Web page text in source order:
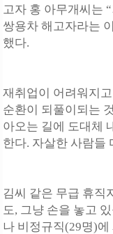
고자 홍 아무개씨는
쌍용차 해고자라는
했다.
재취업이 어려워지
순환이 되풀이되는
아오는 길에 도대체
한다. 자살한 사람들
김씨 같은 무급 휴직
도, 그냥 손을 놓고
나 비정규직(29명)